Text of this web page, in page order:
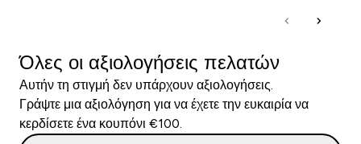
Όλες οι αξιολογήσεις πελατών
Αυτήν τη στιγμή δεν υπάρχουν αξιολογήσεις.
Γράψτε μια αξιολόγηση για να έχετε την ευκαιρία να
κερδίσετε ένα κουπόνι €100.